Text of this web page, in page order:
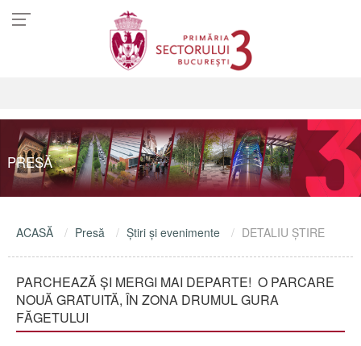
PRESĂ
ACASĂ Presă Ştiri şi evenimente DETALIU ŞTIRE
PARCHEAZĂ ȘI MERGI MAI DEPARTE! O PARCARE
NOUĂ GRATUITĂ, ÎN ZONA DRUMUL GURA
FĂGETULUI